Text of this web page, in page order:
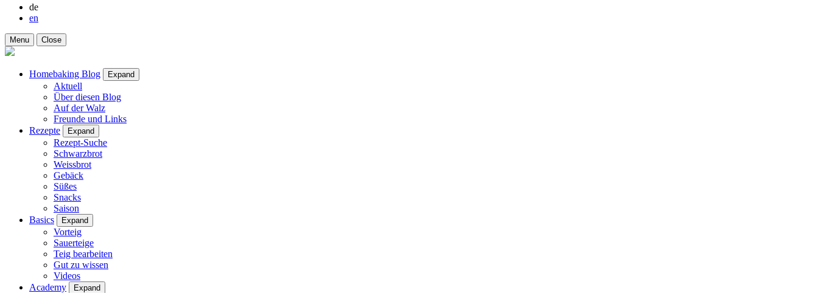
de
en
Menu Close
Homebaking Blog Expand
Aktuell
Über diesen Blog
Auf der Walz
Freunde und Links
Rezepte
Expand
Rezept-Suche
Schwarzbrot
Weissbrot
Gebäck
Süßes
Snacks
Saison
Basics
Expand
Vorteig
Sauerteige
Teig bearbeiten
Gut zu wissen
Videos
Academy
Expand